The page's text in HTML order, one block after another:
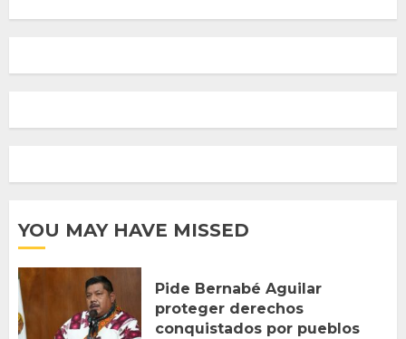
YOU MAY HAVE MISSED
Pide Bernabé Aguilar
proteger derechos
conquistados por pueblos